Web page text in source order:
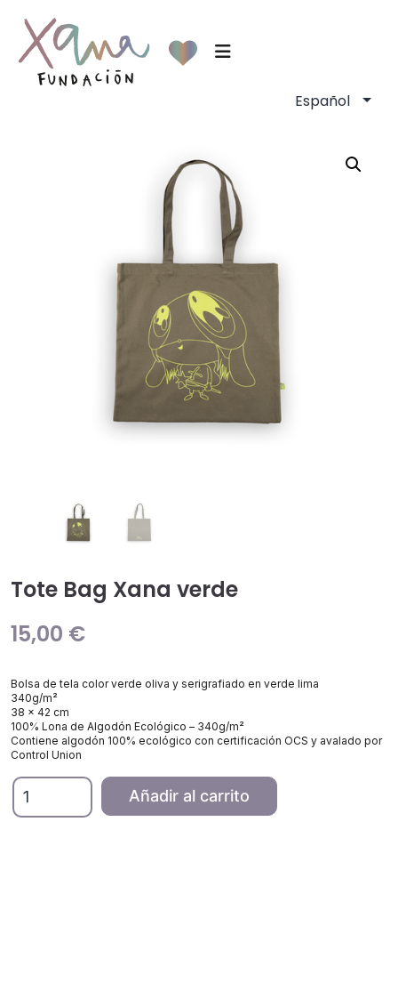
Tote Bag Xana verde
15,00 €
Bolsa de tela color verde oliva y serigrafiado en verde lima
340g/m²
38 x 42 cm
100% Lona de Algodón Ecológico – 340g/m²
Contiene algodón 100% ecológico con certificación OCS y avalado por
Control Union
Tote
Bag
Añadir al carrito